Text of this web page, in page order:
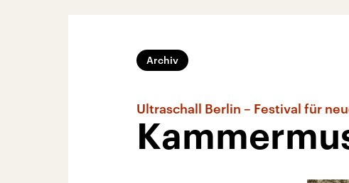
Archiv
Ultraschall Berlin – Festival für